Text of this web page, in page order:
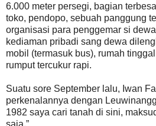
6.000 meter persegi, bagian
toko, pendopo, sebuah panggung
organisasi para penggemar si
kediaman pribadi sang dewa
mobil (termasuk bus), rumah
rumput tercukur rapi.
Suatu sore September lalu, Iwan
perkenalannya dengan
1982 saya cari tanah di sini,
saja.”